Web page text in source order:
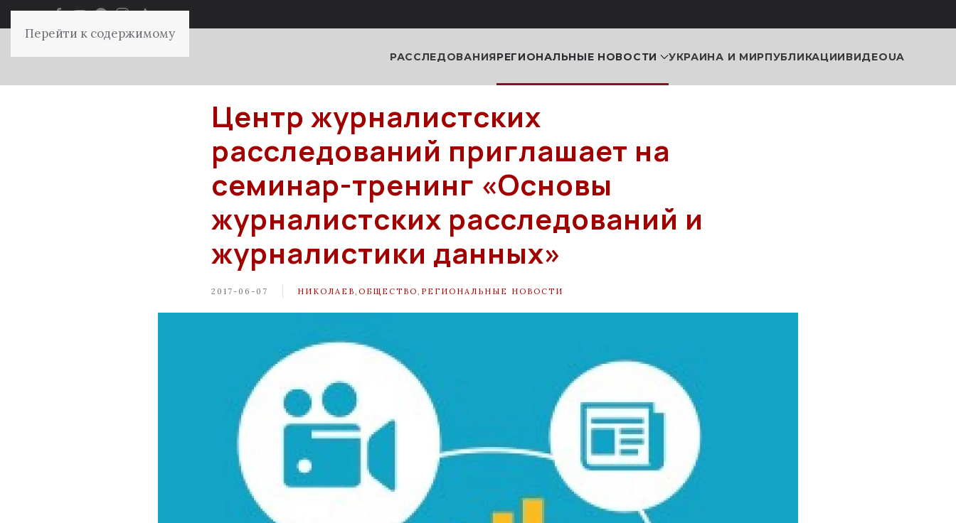
Перейти к содержимому
РАССЛЕДОВАНИЯРЕГИОНАЛЬНЫЕ НОВОСТИ УКРАИНА И МИРПУБЛИКАЦИИВИДЕОUA
Центр журналистских
расследований приглашает на
семинар-тренинг «Основы
журналистских расследований и
журналистики данных»
2017-06-07 НИКОЛАЕВ ОБЩЕСТВО РЕГИОНАЛЬНЫЕ НОВОСТИ